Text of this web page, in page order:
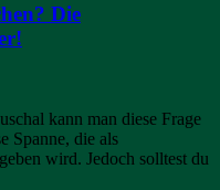
Die
kann man diese Frage
Spanne, die als
wird. Jedoch solltest du